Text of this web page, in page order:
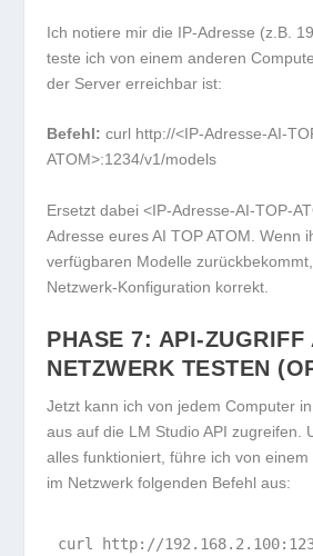
Ich notiere mir die IP-Adresse (z.B.
teste ich von einem anderen
der Server erreichbar ist:
Befehl: curl http://<IP-Adresse-AI-
ATOM>:1234/v1/models
Ersetzt dabei<IP-Adresse-AI-TOP-
Adresse eures AI TOP ATOM. Wenn
verfügbaren Modelle
Netzwerk-Konfiguration korrekt.
PHASE 7: API-ZUGRIFF
NETZWERK TESTEN
Jetzt kann ich von jedem Computer
aus auf die LM Studio API zugreifen.
alles funktioniert, führe ich von
im Netzwerk folgenden Befehl aus:
curl http://